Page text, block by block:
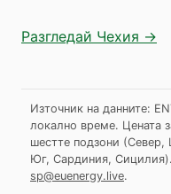
Разгледай Чехия →
Източник на данните:
локално време. Цената
шестте подзони (Север,
Юг, Сардиния, Сицилия).
sp@euenergy.live.